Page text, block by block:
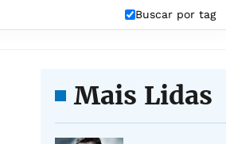
Buscar por tag
Mais Lidas